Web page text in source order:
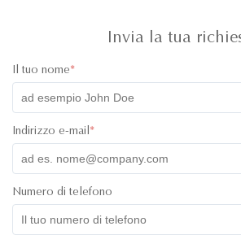
Invia la tua
Il tuo nome*
Indirizzo e-mail*
Numero di telefono